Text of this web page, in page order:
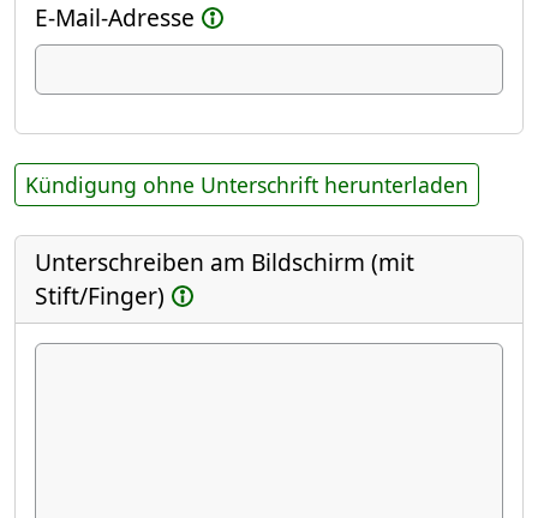
E-Mail-Adresse
Kündigung ohne Unterschrift herunterladen
Unterschreiben am Bildschirm (mit
Stift/Finger)